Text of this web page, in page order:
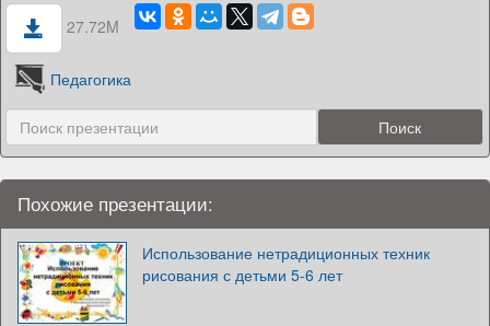
27.72M
Педагогика
Похожие презентации:
Использование нетрадиционных техник
рисования с детьми 5-6 лет